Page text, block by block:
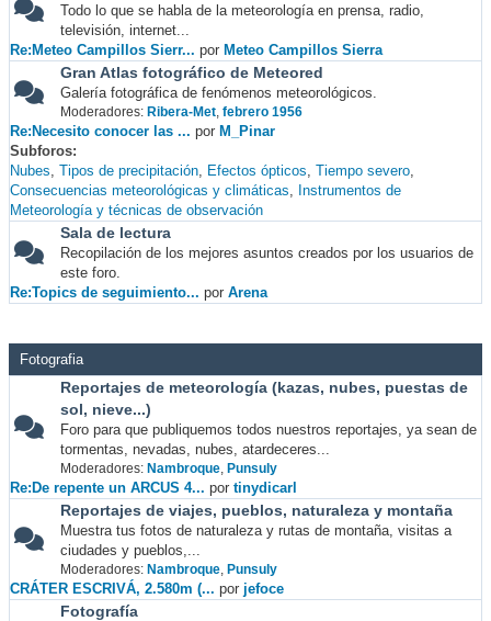
Todo lo que se habla de la meteorología en prensa, radio,
televisión, internet...
Re:Meteo Campillos Sierr... por Meteo Campillos Sierra
Gran Atlas fotográfico de Meteored
Galería fotográfica de fenómenos meteorológicos.
Moderadores: Ribera-Met, febrero 1956
Re:Necesito conocer las ... por M_Pinar
Subforos
Nubes Tipos de precipitación Efectos ópticos Tiempo severo
Consecuencias meteorológicas y climáticas
Instrumentos de
Meteorología y técnicas de observación
Sala de lectura
Recopilación de los mejores asuntos creados por los usuarios de
este foro.
Re:Topics de seguimiento... por Arena
Fotografia
Reportajes de meteorología (kazas, nubes, puestas de
sol, nieve...)
Foro para que publiquemos todos nuestros reportajes, ya sean de
tormentas, nevadas, nubes, atardeceres...
Moderadores: Nambroque, Punsuly
Re:De repente un ARCUS 4... por tinydicarl
Reportajes de viajes, pueblos, naturaleza y montaña
Muestra tus fotos de naturaleza y rutas de montaña, visitas a
ciudades y pueblos,...
Moderadores: Nambroque, Punsuly
CRÁTER ESCRIVÁ, 2.580m (... por jefoce
Fotografía